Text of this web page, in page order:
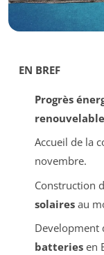
EN BREF
Progrès
Accueil de la
novembre.
Construction
solairesau
Development
batteriesen